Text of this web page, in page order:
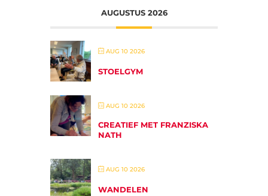
AUGUSTUS 2026
AUG 10 2026
STOELGYM
AUG 10 2026
CREATIEF MET FRANZISKA
NATH
AUG 10 2026
WANDELEN